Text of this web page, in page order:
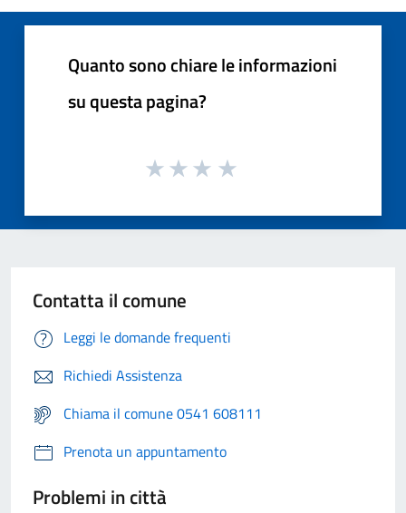
Quanto sono chiare le informazioni
su questa pagina?
Contatta il comune
Leggi le domande frequenti
Richiedi Assistenza
Chiama il comune 0541 608111
Prenota un appuntamento
Problemi in città